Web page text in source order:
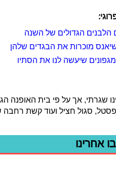
הלבנים הגדולים של השנה
מוכרות את הבגדים שלהן
שיעשה לנו את הסתיו
שגרתי, אך על פי בית האופנה
סגול חציל ועוד קשת רחבה
אחרינו